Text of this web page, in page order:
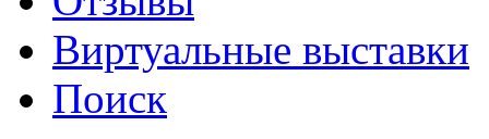
Виртуальные выставки
Поиск